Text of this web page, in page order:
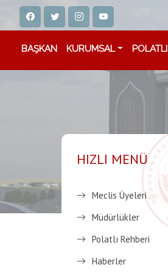
BAŞKAN KURUMSAL POLATLI
HIZLI MENÜ
Meclis Üyeleri
Müdürlükler
Polatlı Rehberi
Haberler